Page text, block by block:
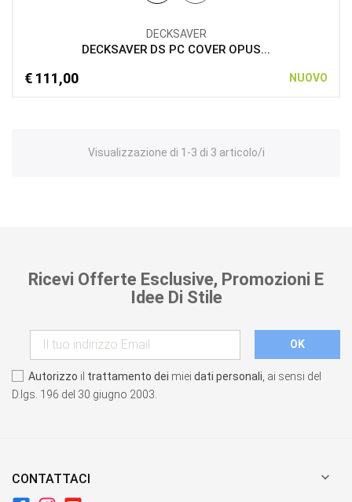
DECKSAVER
DECKSAVER DS PC COVER OPUS...
€ 111,00 NUOVO
Visualizzazione di 1-3 di 3 articolo/i
Ricevi Offerte Esclusive, Promozioni E
Idee Di Stile
Autorizzo il trattamento dei miei dati personali , ai sensi del
D.lgs. 196 del 30 giugno 2003.
CONTATTACI 